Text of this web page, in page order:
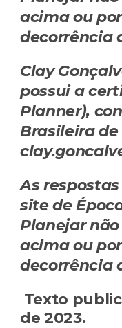
acima ou
decorrência
Clay
possui a
Planner),
Brasileira
As
site de
Planejar
acima ou
decorrência
Texto
de 2023.